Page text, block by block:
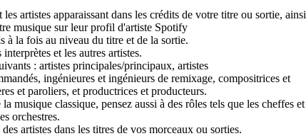
artistes apparaissant dans les crédits de votre titre ou sortie, ainsi
musique sur leur profil d'artiste Spotify
à la fois au niveau du titre et de la sortie.
et les autres artistes.
: artistes principales/principaux, artistes
ingénieures et ingénieurs de remixage, compositrices et
et paroliers, et productrices et producteurs.
musique classique, pensez aussi à des rôles tels que les cheffes et
orchestres.
artistes dans les titres de vos morceaux ou sorties.